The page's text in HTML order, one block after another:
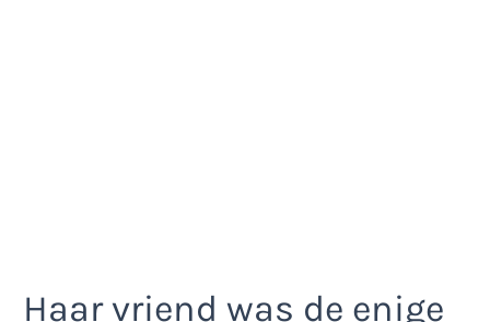
Haar vriend was de enige